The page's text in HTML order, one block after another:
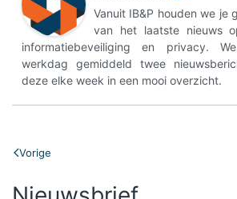
Vanuit IB&P houden we je
van het laatste nieuws
informatiebeveiliging en privacy.
werkdag gemiddeld twee
deze elke week in een mooi overzicht.
Vorige